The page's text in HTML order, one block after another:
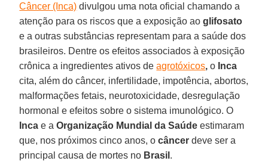
Câncer (Inca) divulgou uma nota oficial chamando a
atenção para os riscos que a exposição aoglifosato
e a outras substâncias representam para a saúde dos
brasileiros. Dentre os efeitos associados à exposição
crônica a ingredientes ativos deagrotóxicos, o Inca
cita, além do câncer, infertilidade, impotência, abortos,
malformações fetais, neurotoxicidade, desregulação
hormonal e efeitos sobre o sistema imunológico. O
Inca e aOrganização Mundial da Saúde estimaram
que, nos próximos cinco anos, ocâncer deve ser a
principal causa de mortes no Brasil .